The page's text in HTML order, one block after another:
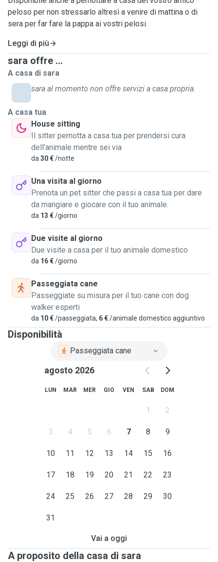
peloso per non stressarlo altresì a venire di mattina o di
sera per far fare la pappa ai vostri pelosi.
Leggi di più
sara offre ...
A casa di sara
sara al momento non offre servizi a casa propria.
A casa tua
House sitting
Il sitter pernotta a casa tua per prendersi cura
dell'animale mentre sei via
da 30 €/notte
Una visita al giorno
Prenota un pet sitter che passi a casa tua per dare
da mangiare e giocare con il tuo animale.
da 13 €/giorno
Due visite al giorno
Due visite a casa per il tuo animale domestico
da 16 €/giorno
Passeggiata cane
Passeggiate su misura per il tuo cane con dog
walker esperti
da 10 €/passeggiata, 6 €/animale domestico aggiuntivo
Disponibilità
Passeggiata cane
agosto 2026
LUN MAR MER GIO VEN SAB DOM
1 2
3 4 5 6 7 8 9
10 11 12 13 14 15 16
17 18 19 20 21 22 23
24 25 26 27 28 29 30
31
Vai a oggi
A proposito della casa di sara